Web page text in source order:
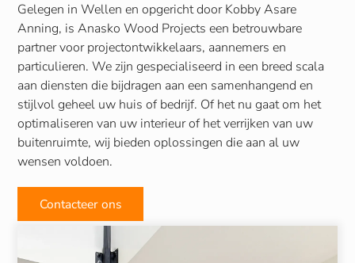
Gelegen in Wellen en opgericht door Kobby Asare
Anning, is Anasko Wood Projects een betrouwbare
partner voor projectontwikkelaars, aannemers en
particulieren. We zijn gespecialiseerd in een breed scala
aan diensten die bijdragen aan een samenhangend en
stijlvol geheel uw huis of bedrijf. Of het nu gaat om het
optimaliseren van uw interieur of het verrijken van uw
buitenruimte, wij bieden oplossingen die aan al uw
wensen voldoen.
Contacteer ons